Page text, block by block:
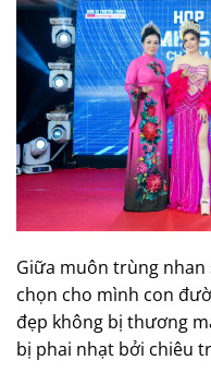
Giữa muôn trùng nhan
chọn cho mình con
đẹp không bị thương
bị phai nhạt bởi chiêu